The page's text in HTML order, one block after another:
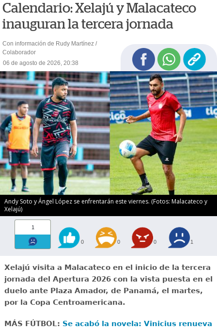
Calendario: Xelajú y Malacateco
inauguran la tercera jornada
Con información de Rudy Martínez /
Colaborador
06 de agosto de 2026, 20:38
Andy Soto y Ángel López se enfrentarán este viernes. (Fotos: Malacateco y
Xelajú)
1
0 0 0 1
Xelajú visita a Malacateco en el inicio de la tercera
jornada del Apertura 2026 con la vista puesta en el
duelo ante Plaza Amador, de Panamá, el martes,
por la Copa Centroamericana.
MÁS FÚTBOL: Se acabó la novela: Vinicius renueva